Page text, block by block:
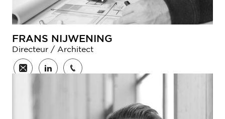
FRANS NIJWENING
Directeur / Architect